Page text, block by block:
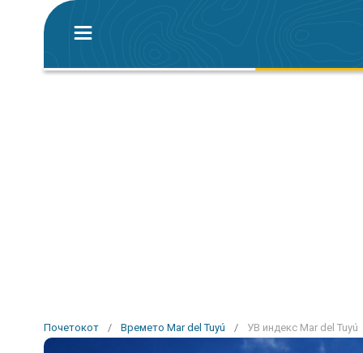
Почетокот / Времето Mar del Tuyú / УВ индекс Mar del Tuyú